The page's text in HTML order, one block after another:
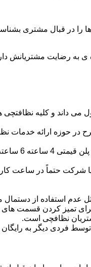
را در قبال مشتری
به رضایت مشتریانش
و کلیه نظافتچی ها
ارائه خدمات
عدم استفاده از
برای تمیز کردن قسمت
نظافچی است.
فردی دیگر به رایگان